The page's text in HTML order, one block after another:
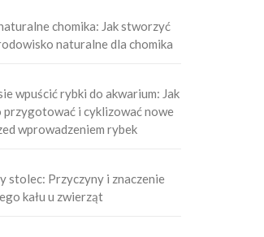
chomika: Jak stworzyć
naturalne dla chomika
wpuścić rybki do akwarium: Jak
przygotować i cyklizować nowe
wprowadzeniem rybek
stolec: Przyczyny i znaczenie
kału u zwierząt